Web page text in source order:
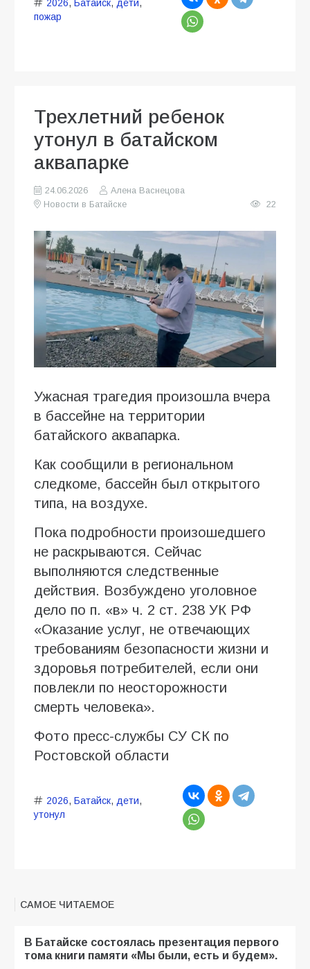
2026, Батайск, дети,
пожар
Трехлетний ребенок
утонул в батайском
аквапарке
24.06.2026
Алена Васнецова
Новости в Батайске
22
Ужасная трагедия произошла вчера
в бассейне на территории
батайского аквапарка.
Как сообщили в региональном
следкоме, бассейн был открытого
типа, на воздухе.
Пока подробности произошедшего
не раскрываются. Сейчас
выполняются следственные
действия. Возбуждено уголовное
дело по п. «в» ч. 2 ст. 238 УК РФ
«Оказание услуг, не отвечающих
требованиям безопасности жизни и
здоровья потребителей, если они
повлекли по неосторожности
смерть человека».
Фото пресс-службы СУ СК по
Ростовской области
2026, Батайск, дети,
утонул
САМОЕ ЧИТАЕМОЕ
В Батайске состоялась презентация первого
тома книги памяти «Мы были, есть и будем».